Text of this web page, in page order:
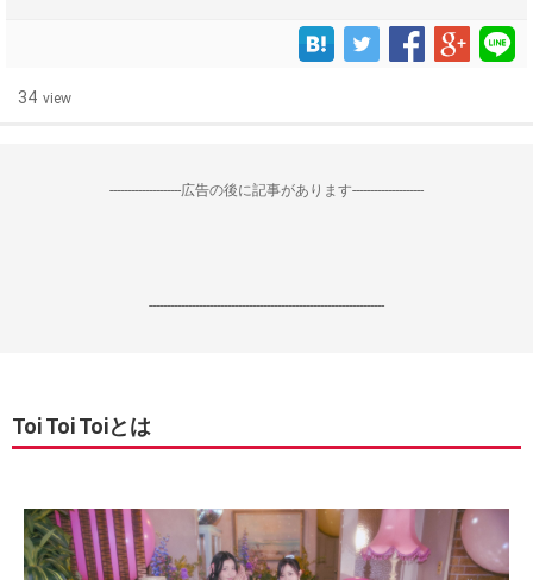
34 view
--------------------広告の後に記事があります--------------------
------------------------------------------------------------------
Toi Toi Toiとは